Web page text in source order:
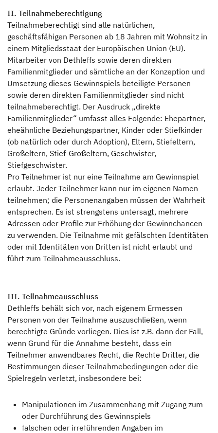
II. Teilnahmeberechtigung
Teilnahmeberechtigt sind alle natürlichen,
geschäftsfähigen Personen ab 18 Jahren mit Wohnsitz in
einem Mitgliedsstaat der Europäischen Union (EU).
Mitarbeiter von Dethleffs sowie deren direkten
Familienmitglieder und sämtliche an der Konzeption und
Umsetzung dieses Gewinnspiels beteiligte Personen
sowie deren direkten Familienmitglieder sind nicht
teilnahmeberechtigt. Der Ausdruck „direkte
Familienmitglieder“ umfasst alles Folgende: Ehepartner,
eheähnliche Beziehungspartner, Kinder oder Stiefkinder
(ob natürlich oder durch Adoption), Eltern, Stiefeltern,
Großeltern, Stief-Großeltern, Geschwister,
Stiefgeschwister.
Pro Teilnehmer ist nur eine Teilnahme am Gewinnspiel
erlaubt. Jeder Teilnehmer kann nur im eigenen Namen
teilnehmen; die Personenangaben müssen der Wahrheit
entsprechen. Es ist strengstens untersagt, mehrere
Adressen oder Profile zur Erhöhung der Gewinnchancen
zu verwenden. Die Teilnahme mit gefälschten Identitäten
oder mit Identitäten von Dritten ist nicht erlaubt und
führt zum Teilnahmeausschluss.
III. Teilnahmeausschluss
Dethleffs behält sich vor, nach eigenem Ermessen
Personen von der Teilnahme auszuschließen, wenn
berechtigte Gründe vorliegen. Dies ist z.B. dann der Fall,
wenn Grund für die Annahme besteht, dass ein
Teilnehmer anwendbares Recht, die Rechte Dritter, die
Bestimmungen dieser Teilnahmebedingungen oder die
Spielregeln verletzt, insbesondere bei:
Manipulationen im Zusammenhang mit Zugang zum
oder Durchführung des Gewinnspiels
falschen oder irreführenden Angaben im
Dethleffs Händlersuche
Finde den Dethleffs Händler in deiner Nähe